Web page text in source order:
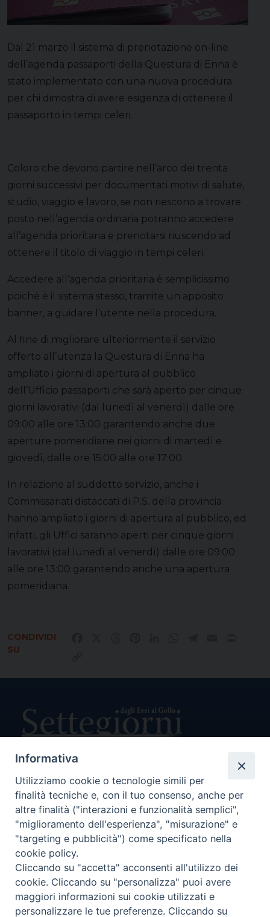
Dal 21 marzo il sistema di prenotazione on-line
dell’agenda passaporti della Questura di Enna è
stato implementato con una nuova procedura
per chi dimostra di avere esigenza di ottenere il
passaporto in tempi celeri.
Coloro che devono partire nell’arco dei trenta
giorni successivi per documentati motivi di salute,
studio, viaggio e lavoro, se non riescono a trovare
posto nell’agenda ordinaria potranno accedere
all’agenda prioritaria e prenotarsi riuscendo ad
ottenere il titolo di viaggio in tempi celeri.
Accedere all’agenda prioritaria è semplicissimo
poiché è il sistema stesso, tramite un apposito
banner, a guidare l’utente nella procedura.
Al fine di migliorare ulteriormente il servizio
offerto all’utenza la Questura di Enna ha
ampliato i giorni di apertura al pubblico
dell’Ufficio passaporti che sarà aperto per cinque
giorni lavorativi (dal lunedì al venerdì) dalle ore
09:00 alle ore 13:00 garantendo anche due
aperture pomeridiane nei giorni di martedì e
giovedì, dalle ore 15:00 alle ore 17:00.
In relazione al suddetto servizio, anche i
Commissariati distaccati di P.S. della provincia
hanno ampliato i giorni di apertura al pubblico, ed
infatti, gli Uffici saranno aperti per cinque giorni
lavorativi (dal lunedì al venerdì) dalle ore 09:00
alle ore 13:00 garantendo anche una apertura
pomeridiana.
CONDIVIDI
SU
Direttore Responsabile Giuseppe Rabita
Direttore Amministrativo Salvatore Bruno
Editore e Proprietà Opera di Religione della Diocesi di Piazza
Armerina,
Via Cammarata, 21 – Piazza Armerina
P. I. 01121870867
Autorizzazione Tribunale di Enna n. 113 del 24/2/2007
SEGUICI SU:
Informativa
Utilizziamo cookie o tecnologie simili per
finalità tecniche e, con il tuo consenso, anche per
altre finalità ("interazioni e funzionalità semplici",
"miglioramento dell'esperienza", "misurazione" e
"targeting e pubblicità") come specificato nella
cookie policy.
Cliccando su "accetta" acconsenti all'utilizzo dei
cookie. Cliccando su "personalizza" puoi avere
maggiori informazioni sui cookie utilizzati e
personalizzare le tue preferenze. Cliccando su